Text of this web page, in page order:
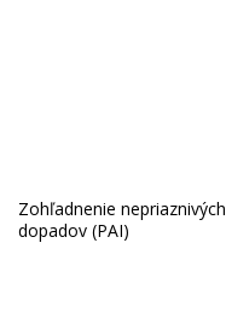
Zohľadnenie nepriaznivých
dopadov (PAI)